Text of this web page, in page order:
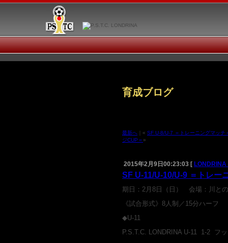
育成ブログ
最新へ ｜« SF U-8/U-7 ＝トレーニングマッチ
ジCUP＝ »
2015年2月9日00:23:03 [ LONDRINA
SF U-11/U-10/U-9 ＝トレー
期日：2月8日（日） 会場：川と
《試合形式》8人制／15分ハーフ
◆U-11
P.S.T.C. LONDRINA U-11 1-2 フ